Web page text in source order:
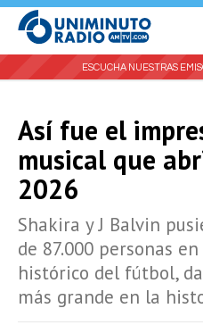
ESCUCHA NUESTRAS
Así fue el
musical que
2026
Shakira y J Balvin
de 87.000 personas
histórico del fútbol,
más grande en la